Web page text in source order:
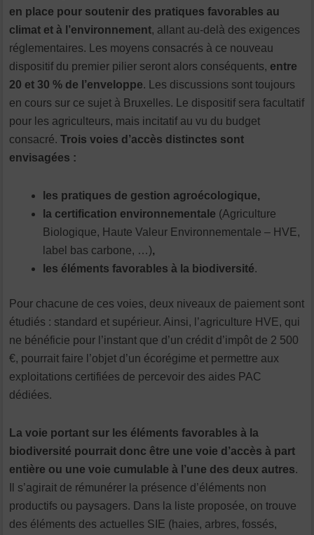
en place pour soutenir des pratiques favorables au
climat et à l’environnement, allant au-delà des exigences
réglementaires. Les moyens consacrés à ce nouveau
dispositif du premier pilier seront alors conséquents, entre
20 et 30 % de l’enveloppe. Les discussions sont toujours
en cours sur ce sujet à Bruxelles. Le dispositif sera facultatif
pour les agriculteurs, mais incitatif au vu du budget
consacré.Trois voies d’accès distinctes sont
envisagées :
les pratiques de gestion agroécologique,
la certification environnementale (Agriculture
Biologique, Haute Valeur Environnementale – HVE,
label bas carbone, …),
les éléments favorables à la biodiversité.
Pour chacune de ces voies, deux niveaux de paiement sont
étudiés : standard et supérieur. Ainsi, l’agriculture HVE, qui
ne bénéficie pour l’instant que d’un crédit d’impôt de 2 500
€, pourrait faire l’objet d’un écorégime et permettre aux
exploitations certifiées de percevoir des aides PAC
dédiées.
La voie portant sur les éléments favorables à la
biodiversité pourrait donc être une voie d’accès à part
entière ou une voie cumulable à l’une des deux autres.
Il s’agirait de rémunérer la présence d’éléments non
productifs ou paysagers. Dans la liste proposée, on trouve
des éléments des actuelles SIE (haies, arbres, fossés,